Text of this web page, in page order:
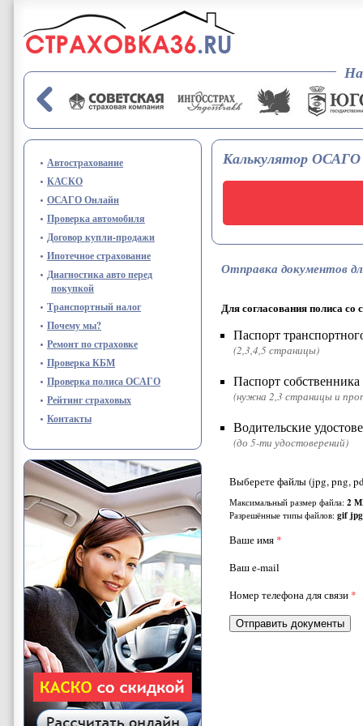
Автострахование
КАСКО
ОСАГО Онлайн
Проверка автомобиля
Договор купли-продажи
Ипотечное страхование
Диагностика авто перед
покупкой
Транспортный налог
Почему мы?
Ремонт по страховке
Проверка КБМ
Проверка полиса ОСАГО
Рейтинг страховых
Контакты
Калькулятор ОСАГО
Отправка документов
Для согласования полиса
Паспорт
(2,3,4,5 страницы)
Паспорт собственника
(нужна 2,3 страницы и
Водительские
(до 5-ти удостоверений)
Выберете файлы (jpg, png,
Максимальный размер файла: 2
Разрешённые типы файлов: gif
Ваше имя *
Ваш e-mail
Номер телефона для связи *